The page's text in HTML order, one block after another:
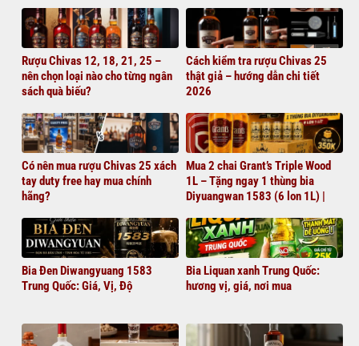
Rượu Chivas 12, 18, 21, 25 –
nên chọn loại nào cho từng ngân
sách quà biếu?
Cách kiểm tra rượu Chivas 25
thật giả – hướng dẫn chi tiết
2026
Có nên mua rượu Chivas 25 xách
tay duty free hay mua chính
hãng?
Mua 2 chai Grant’s Triple Wood
1L – Tặng ngay 1 thùng bia
Diyuangwan 1583 (6 lon 1L) |
Bia Đen Diwangyuang 1583
Trung Quốc: Giá, Vị, Độ
Bia Liquan xanh Trung Quốc:
hương vị, giá, nơi mua